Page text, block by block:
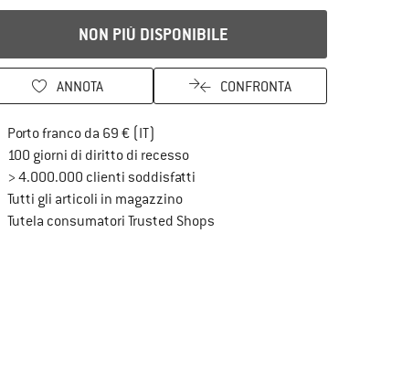
NON PIÙ DISPONIBILE
ANNOTA CONFRONTA
Porto franco da 69 € (IT)
100 giorni di diritto di recessoVai alla politica di recesso qui Si
> 4.000.000 clienti soddisfatti
Tutti gli articoli in magazzino
Tutela consumatori Trusted ShopsTrovi tutte le informazioni qui!